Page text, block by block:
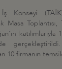
İş Konseyi
Masa Toplantısı,
10 firmanın